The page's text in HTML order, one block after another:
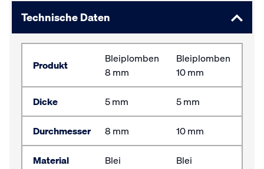
Technische Daten
Produkt
Bleiplomben
8 mm
Bleiplomben
10 mm
Dicke
5 mm
5 mm
Durchmesser
8 mm
10 mm
Material
Blei Blei